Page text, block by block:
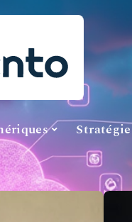
Stratégie